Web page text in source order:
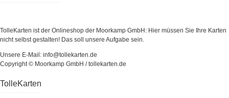
TolleKarten ist der Onlineshop der Moorkamp GmbH: Hier müssen Sie Ihre Karten
nicht selbst gestalten! Das soll unsere Aufgabe sein.
Unsere E-Mail: info@tollekarten.de
Copyright © Moorkamp GmbH / tollekarten.de
TolleKarten